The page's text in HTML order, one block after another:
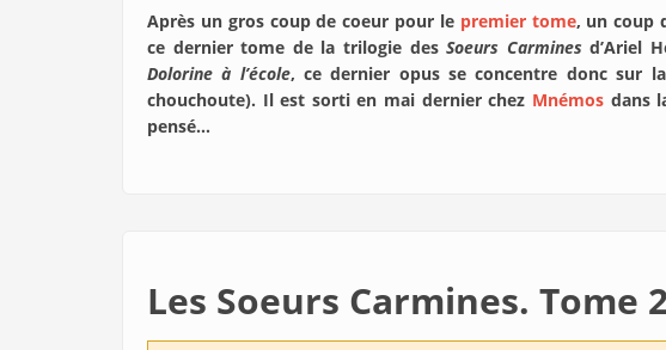
Après un gros coup de coeur pour le premier tome, un coup
ce dernier tome de la trilogie desSoeurs Carminesd’Ariel
Dolorine à l’école, ce dernier opus se concentre donc sur
chouchoute). Il est sorti en mai dernier chez Mnémosdans
pensé…
Les Soeurs Carmines. Tome